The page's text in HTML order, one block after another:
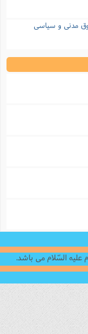
مدنی و سیاسی
علیه السّلام می باشد.